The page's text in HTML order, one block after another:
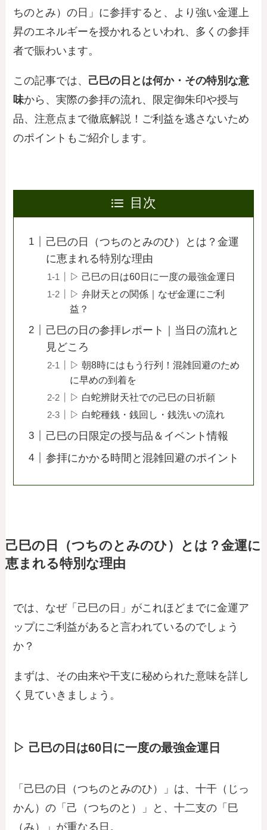
ちのとみ）の日」に参拝すると、より強い金運上
昇のエネルギーを授かれるといわれ、多くの参拝
者で賑わいます。
この記事では、 己巳の日とは何か・その特別な意
味から、実際の参拝の流れ、限定御朱印や授与
品、注意点まで徹底解説！ご利益を逃さないため
のポイントもご紹介します。
目次
己巳の日（つちのとみのひ）とは？金運
に恵まれる特別な理由
▷ 己巳の日は60日に一度の最強金運日
▷ 弁財天との関係｜なぜ金運にご利
益？
己巳の日の参拝レポート｜当日の流れと
見どころ
▷ 朝8時にはもう行列！混雑回避のため
に早めの到着を
▷ 白蛇辨財天社での己巳の日祈願
▷ 白蛇種銭・銭回し・銭洗いの流れ
己巳の日限定の授与品＆イベント情報
参拝にかかる時間と混雑回避のポイント
己巳の日（つちのとみのひ）とは？金運に
恵まれる特別な理由
では、なぜ「己巳の日」がこれほどまでに金運ア
ップにご利益があると言われているのでしょう
か？
まずは、その由来や干支に秘められた意味を詳し
く見ていきましょう。
▷ 己巳の日は60日に一度の最強金運日
「己巳の日（つちのとみのひ）」は、十干（じっ
かん）の「己（つちのと）」と、十二支の「巳
（み）」が重なる日。